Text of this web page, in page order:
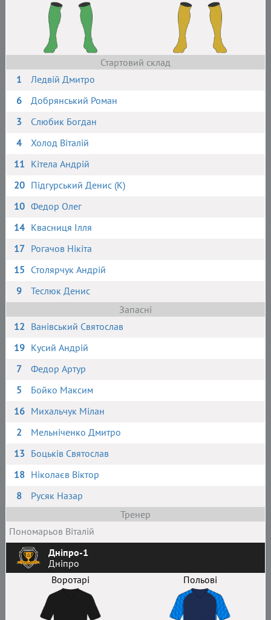
Стартовий склад
1
Ледвій Дмитро
6
Добрянський Роман
3
Слюбик Богдан
4
Холод Віталій
11 Кітела Андрій
20 Підгурський Денис (К)
10 Федор Олег
14 Квасниця Ілля
17 Рогачов Нікіта
15 Столярчук Андрій
9
Теслюк Денис
Запасні
12 Ванівський Святослав
19 Кусий Андрій
7
Федор Артур
5
Бойко Максим
16 Михальчук Мілан
2
Мельніченко Дмитро
13 Боцьків Святослав
18 Ніколаєв Віктор
8
Русяк Назар
Тренер
Пономарьов Віталій
Дніпро-1
Дніпро
Воротарі
Польові